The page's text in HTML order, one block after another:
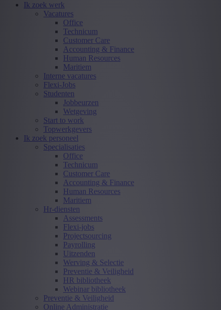
Ik zoek werk
Vacatures
Office
Technicum
Customer Care
Accounting & Finance
Human Resources
Maritiem
Interne vacatures
Flexi-Jobs
Studenten
Jobbeurzen
Wetgeving
Start to work
Topwerkgevers
Ik zoek personeel
Specialisaties
Office
Technicum
Customer Care
Accounting & Finance
Human Resources
Maritiem
Hr-diensten
Assessments
Flexi-jobs
Projectsourcing
Payrolling
Uitzenden
Werving & Selectie
Preventie & Veiligheid
HR bibliotheek
Webinar bibliotheek
Preventie & Veiligheid
Online Administratie